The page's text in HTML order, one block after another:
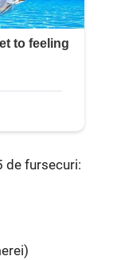
de fursecuri: